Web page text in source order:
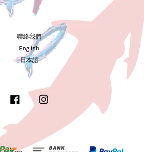
聯絡我們
English
日本語
Facebook